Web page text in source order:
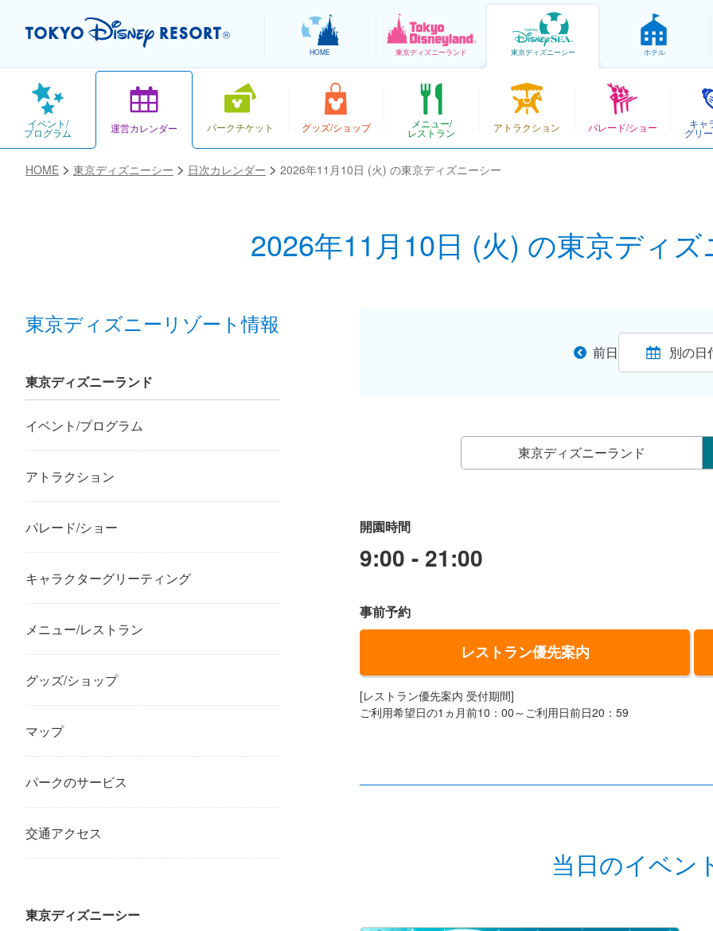
HOME 東京ディズニーランド 東京ディズニーシー ホテル
イベント/
プログラム 運営カレンダー パークチケット グッズ/ショップ メニュー/
レストラン アトラクション パレード/ショー キャ
グリ
HOME 東京ディズニーシー 日次カレンダー 2026年11月10日 (火) の東京ディズニーシー
2026年11月10日 (火) の東京ディ
お気に入り
前日 別の日
東京ディズニーランド
開園時間
9:00 - 21:00
事前予約
レストラン優先案内
[レストラン優先案内 受付期間]
ご利用希望日の1ヵ月前10：00～ご利用日前日20：59
当日のイベン
東京ディズニーリゾート情報
東京ディズニーランド
イベント/プログラム
アトラクション
パレード/ショー
キャラクターグリーティング
メニュー/レストラン
グッズ/ショップ
マップ
パークのサービス
交通アクセス
東京ディズニーシー